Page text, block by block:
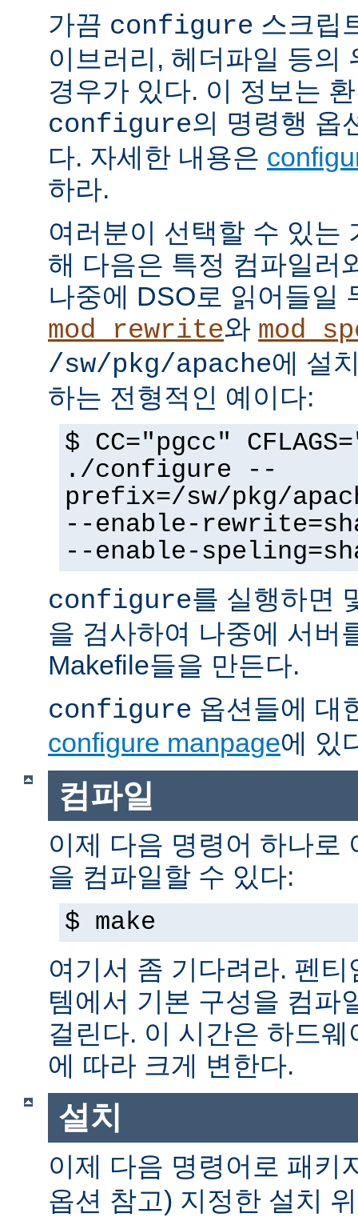
가끔 configure 스크립
이브러리, 헤더파일 등의
경우가 있다. 이 정보는
configure의 명령행 옵
다. 자세한 내용은
하라.
여러분이 선택할 수 있는
해 다음은 특정 컴파일러
나중에 DSO로 읽어들일
mod_rewrite와
/sw/pkg/apache에 설
하는 전형적인 예이다:
$ CC="pgcc"
./configure --
prefix=/sw/pkg/
--enable-
--enable-
configure를 실행하면
을 검사하여 나중에 서버
Makefile들을 만든다.
configure 옵션들에 대
configure manpage에 있
컴파일
이제 다음 명령어 하나로
을 컴파일할 수 있다:
$ make
여기서 좀 기다려라. 펜
템에서 기본 구성을 컴파
걸린다. 이 시간은 하드
에 따라 크게 변한다.
설치
이제 다음 명령어로 패키
옵션 참고) 지정한 설치